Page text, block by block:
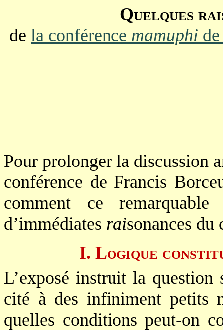
Quelques
de la conférence mamuphi
Pour prolonger la discussion
conférence de Francis
comment ce
d’immédiates raisonances du
I. Logique
L’exposé instruit la
cité à des infiniment petits
quelles conditions peut-on